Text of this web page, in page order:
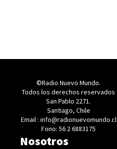
©Radio Nuevo Mundo.
Todos los derechos reservados
San Pablo 2271.
Santiago, Chile
Email : info@radionuevomundo.cl
Fono: 56 2 6883175
Nosotros